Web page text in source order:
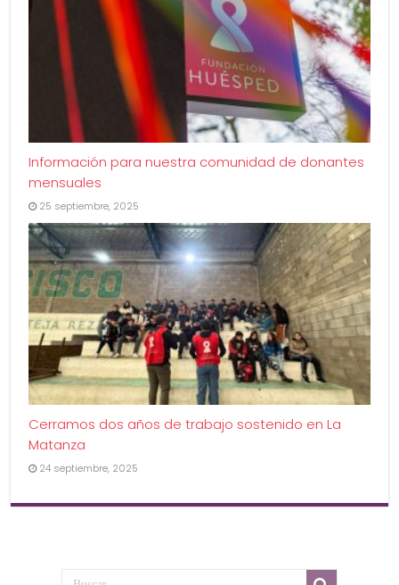
Información para nuestra comunidad de donantes
mensuales
25 septiembre, 2025
Cerramos dos años de trabajo sostenido en La
Matanza
24 septiembre, 2025